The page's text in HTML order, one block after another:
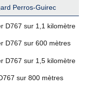
Perros-Guirec
D767 sur 1,1 kilomètre
D767 sur 600 mètres
D767 sur 1,5 kilomètre
sur 800 mètres